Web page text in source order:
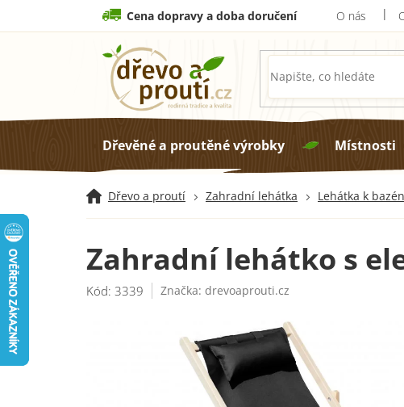
obsah
Cena dopravy a doba doručení O nás
Dřevěné a proutěné výrobky Místnosti
Dřevo a proutí Zahradní lehátka Lehátka k
Zahradní lehátko s
Kód: 3339 Značka: drevoaprouti.cz